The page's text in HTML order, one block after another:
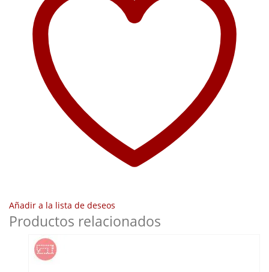
Añadir a la lista de deseos
Productos relacionados